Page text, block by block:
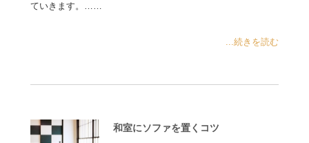
ていきます。……
...続きを読む
和室にソファを置くコツ